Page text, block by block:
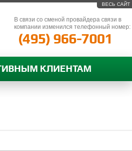
ВЕСЬ САЙТ
В связи со сменой провайдера связи в
компании изменился телефонный номер:
(495) 966-7001
КЛИЕНТАМ